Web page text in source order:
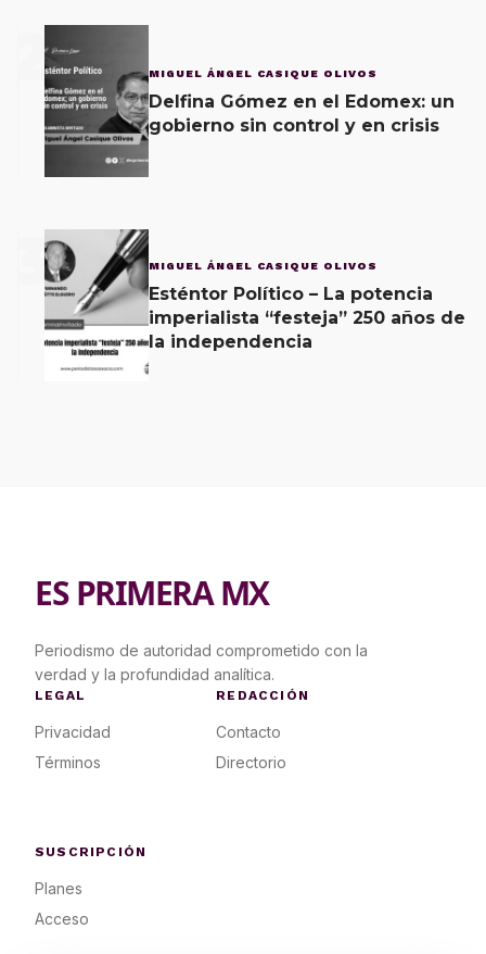
2 MIGUEL ÁNGEL CASIQUE OLIVOS
Delfina Gómez en el Edomex: un
gobierno sin control y en crisis
3 MIGUEL ÁNGEL CASIQUE OLIVOS
Esténtor Político – La potencia
imperialista “festeja” 250 años de
la independencia
ES PRIMERA MX
Periodismo de autoridad comprometido con la
verdad y la profundidad analítica.
LEGAL
Privacidad
Términos
REDACCIÓN
Contacto
Directorio
SUSCRIPCIÓN
Planes
Acceso